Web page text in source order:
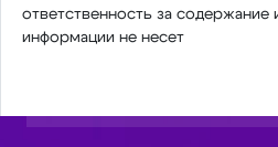
ответственность за содержание
информации не несет